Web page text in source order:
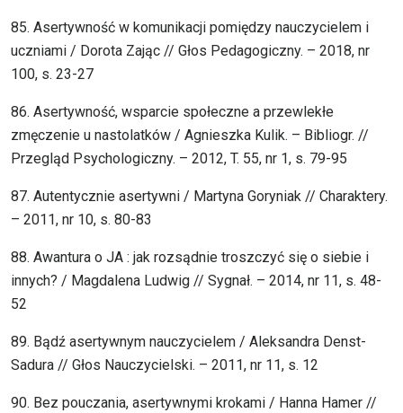
85. Asertywność w komunikacji pomiędzy nauczycielem i
uczniami / Dorota Zając // Głos Pedagogiczny. – 2018, nr
100, s. 23-27
86. Asertywność, wsparcie społeczne a przewlekłe
zmęczenie u nastolatków / Agnieszka Kulik. – Bibliogr. //
Przegląd Psychologiczny. – 2012, T. 55, nr 1, s. 79-95
87. Autentycznie asertywni / Martyna Goryniak // Charaktery.
– 2011, nr 10, s. 80-83
88. Awantura o JA : jak rozsądnie troszczyć się o siebie i
innych? / Magdalena Ludwig // Sygnał. – 2014, nr 11, s. 48-
52
89. Bądź asertywnym nauczycielem / Aleksandra Denst-
Sadura // Głos Nauczycielski. – 2011, nr 11, s. 12
90. Bez pouczania, asertywnymi krokami / Hanna Hamer //